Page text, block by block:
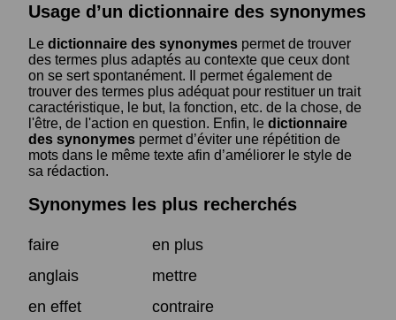
Usage d’un dictionnaire des synonymes
Le dictionnaire des synonymes permet de trouver
des termes plus adaptés au contexte que ceux dont
on se sert spontanément. Il permet également de
trouver des termes plus adéquat pour restituer un trait
caractéristique, le but, la fonction, etc. de la chose, de
l'être, de l'action en question. Enfin, le dictionnaire
des synonymes permet d’éviter une répétition de
mots dans le même texte afin d’améliorer le style de
sa rédaction.
Synonymes les plus recherchés
faire
en plus
anglais
mettre
en effet
contraire